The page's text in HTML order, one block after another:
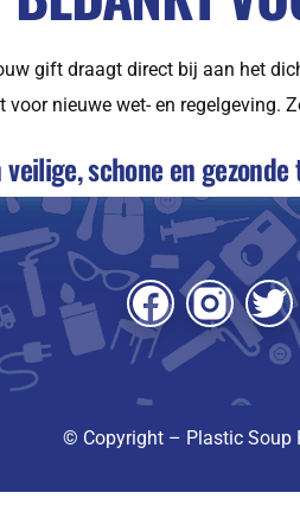
gift draagt direct bij aan het
nieuwe wet- en regelgeving.
schone en
© Copyright – Plastic Soup